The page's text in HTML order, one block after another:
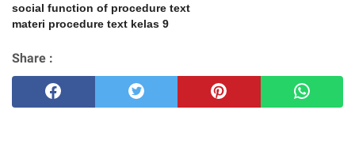
social function of procedure text
materi procedure text kelas 9
Share :